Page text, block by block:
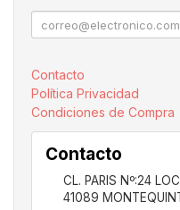
Contacto
Política Privacidad
Condiciones de Compra
Contacto
CL. PARIS Nº:24
41089